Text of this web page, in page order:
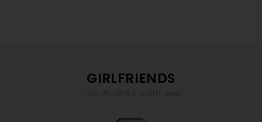
GIRLFRIENDS